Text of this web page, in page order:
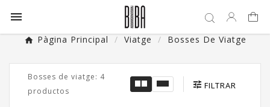

Pàgina Principal Viatge Bosses De Viatge
FILTRAR
Bosses de viatge: 4
productos